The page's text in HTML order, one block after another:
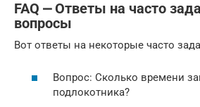
FAQ ⎼ Ответы на часто
вопросы
Вот ответы на некоторые часто
Вопрос: Сколько времени
подлокотника?